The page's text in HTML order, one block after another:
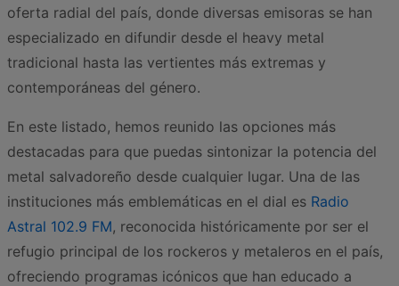
oferta radial del país, donde diversas emisoras se han
especializado en difundir desde el heavy metal
tradicional hasta las vertientes más extremas y
contemporáneas del género.
En este listado, hemos reunido las opciones más
destacadas para que puedas sintonizar la potencia del
metal salvadoreño desde cualquier lugar. Una de las
instituciones más emblemáticas en el dial es Radio
Astral 102.9 FM, reconocida históricamente por ser el
refugio principal de los rockeros y metaleros en el país,
ofreciendo programas icónicos que han educado a